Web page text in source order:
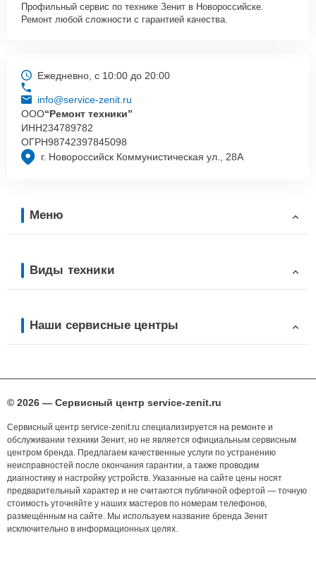
Профильный сервис по технике Зенит в Новороссийске.
Ремонт любой сложности с гарантией качества.
г. Новороссийск Коммунистическая ул., 28А
Ежедневно, с 10:00 до 20:00
info@service-zenit.ru
ООО“Ремонт техники”
ИНН234789782
ОГРН98742397845098
Меню
Виды техники
Наши сервисные центры
© 2026 — Сервисный центр service-zenit.ru
Сервисный центр service-zenit.ru специализируется на ремонте и
обслуживании техники Зенит, но не является официальным сервисным
центром бренда. Предлагаем качественные услуги по устранению
неисправностей после окончания гарантии, а также проводим
диагностику и настройку устройств. Указанные на сайте цены носят
предварительный характер и не считаются публичной офертой — точную
стоимость уточняйте у наших мастеров по номерам телефонов,
размещённым на сайте. Мы используем название бренда Зенит
исключительно в информационных целях.